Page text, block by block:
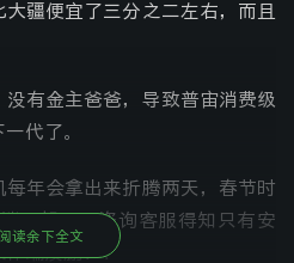
疆便宜了三分之二左右，而且
有金主爸爸，导致普宙消费级
代了。
每年会拿出来折腾两天，春节时
下架了，咨询客服得知只有安
作端没删！！
读余下全文